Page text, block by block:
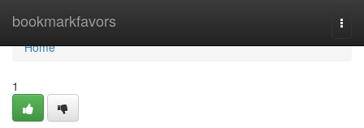
bookmarkfavors
Home
Home
1